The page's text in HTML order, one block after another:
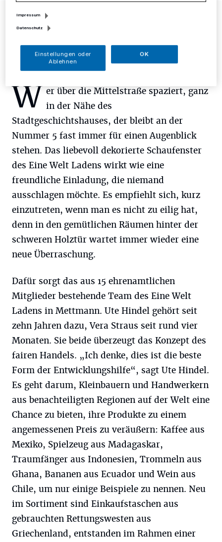
der Mittelstraße (von links).
Foto: D. Herrmann
W er über die Mittelstraße spaziert, ganz
in der Nähe des
Stadtgeschichtshauses, der bleibt an der
Nummer 5 fast immer für einen Augenblick
stehen. Das liebevoll dekorierte Schaufenster
des Eine Welt Ladens wirkt wie eine
freundliche Einladung, die niemand
ausschlagen möchte. Es empfiehlt sich, kurz
einzutreten, wenn man es nicht zu eilig hat,
denn in den gemütlichen Räumen hinter der
schweren Holztür wartet immer wieder eine
neue Überraschung.
Dafür sorgt das aus 15 ehrenamtlichen
Mitglieder bestehende Team des Eine Welt
Ladens in Mettmann. Ute Hindel gehört seit
zehn Jahren dazu, Vera Straus seit rund vier
Monaten. Sie beide überzeugt das Konzept des
fairen Handels. „Ich denke, dies ist die beste
Form der Entwicklungshilfe“, sagt Ute Hindel.
Es geht darum, Kleinbauern und Handwerkern
aus benachteiligten Regionen auf der Welt eine
Chance zu bieten, ihre Produkte zu einem
angemessenen Preis zu veräußern: Kaffee aus
Mexiko, Spielzeug aus Madagaskar,
Traumfänger aus Indonesien, Trommeln aus
Ghana, Bananen aus Ecuador und Wein aus
Chile, um nur einige Beispiele zu nennen. Neu
im Sortiment sind Einkaufstaschen aus
gebrauchten Rettungswesten aus
Griechenland, entstanden im Rahmen einer
Impressum
Datenschutz
Einstellungen oder
Ablehnen
OK